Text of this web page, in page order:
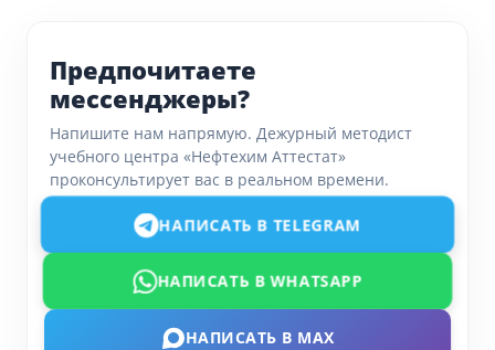
Предпочитаете
мессенджеры?
Напишите нам напрямую. Дежурный методист
учебного центра «Нефтехим Аттестат»
проконсультирует вас в реальном времени.
НАПИСАТЬ В TELEGRAM
НАПИСАТЬ В WHATSAPP
НАПИСАТЬ В MAX